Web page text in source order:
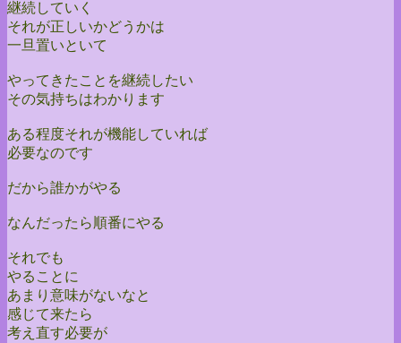
継続していく
それが正しいかどうかは
一旦置いといて
やってきたことを継続したい
その気持ちはわかります
ある程度それが機能していれば
必要なのです
だから誰かがやる
なんだったら順番にやる
それでも
やることに
あまり意味がないなと
感じて来たら
考え直す必要が